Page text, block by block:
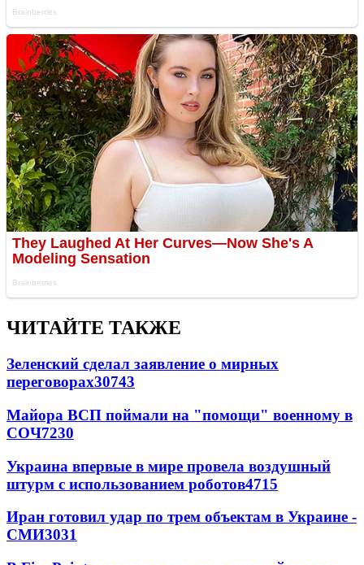
ЧИТАЙТЕ ТАКЖЕ
Зеленский сделал заявление о мирных
переговорах30743
Майора ВСП поймали на "помощи" военному в
СОЧ7230
Украина впервые в мире провела воздушный
штурм с использованием роботов4715
Иран готовил удар по трем объектам в Украине -
СМИ3031